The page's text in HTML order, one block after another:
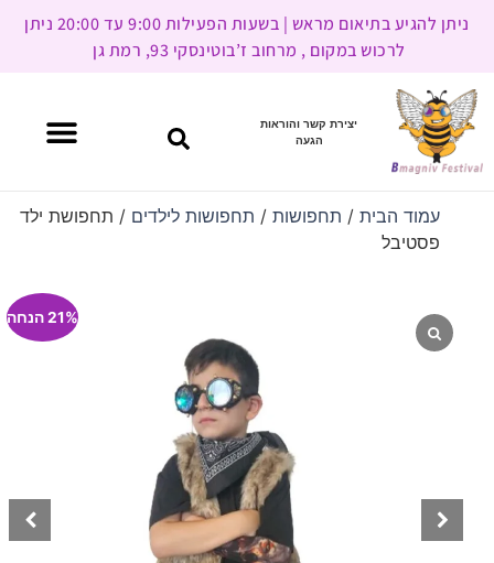
ניתן להגיע בתיאום מראש | בשעות הפעילות 9:00 עד 20:00 ניתן
לרכוש במקום , מרחוב ז’בוטינסקי 93, רמת גן
יצירת קשר והוראות
הגעה
עמוד הבית/ תחפושות/ תחפושות לילדים / תחפושת ילד
פסטיבל
21% הנחה